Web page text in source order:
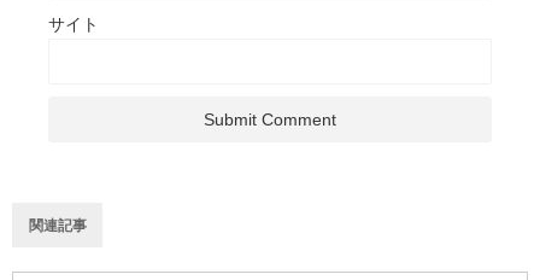
サイト
関連記事